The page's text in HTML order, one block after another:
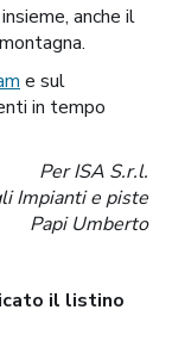
anche il
e sul
in tempo
Per ISA S.r.l.
Impianti e piste
Papi Umberto
il listino